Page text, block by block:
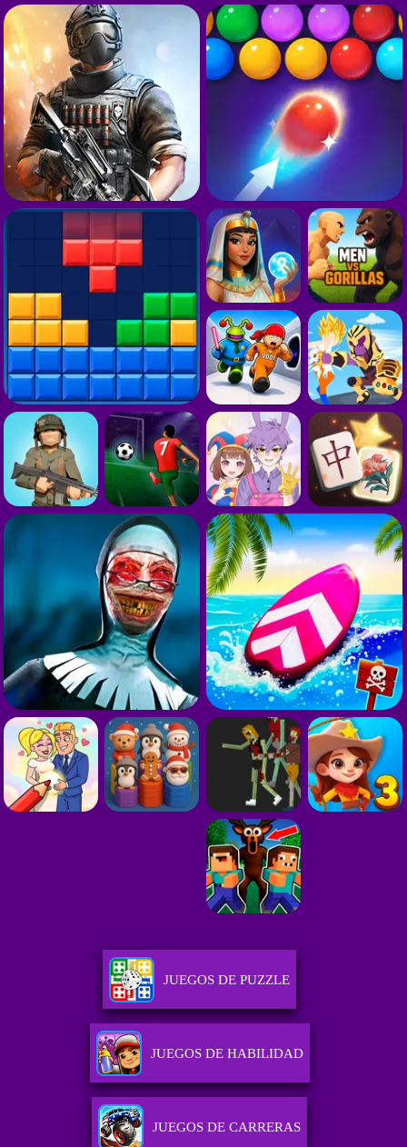
JUEGOS DE PUZZLE
JUEGOS DE HABILIDAD
JUEGOS DE CARRERAS